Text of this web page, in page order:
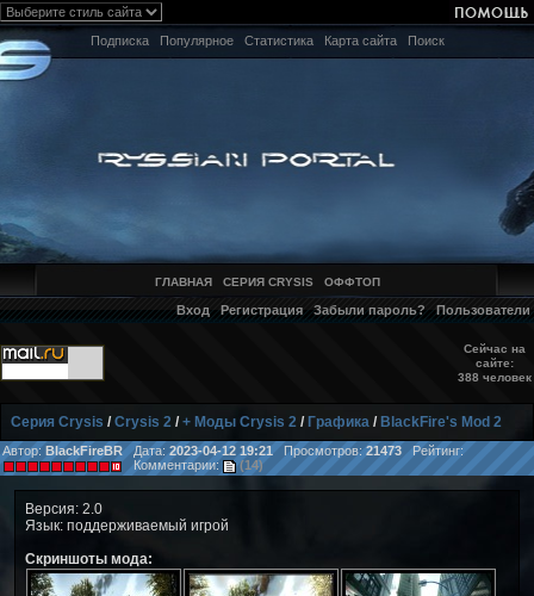
Подписка Популярное Статистика Карта сайта Поиск
ГЛАВНАЯ СЕРИЯ CRYSIS ОФФТОП
Вход Регистрация Забыли пароль? Пользователи
Сейчас на
сайте:
388 человек
Серия Crysis /Crysis 2 /+ Моды Crysis 2 / Графика / BlackFire's Mod 2
Автор: BlackFireBRДата: 2023-04-12 19:21Просмотров:21473 Рейтинг:
Комментарии:
(14)
Версия: 2.0
Язык: поддерживаемый игрой
Скриншоты мода: